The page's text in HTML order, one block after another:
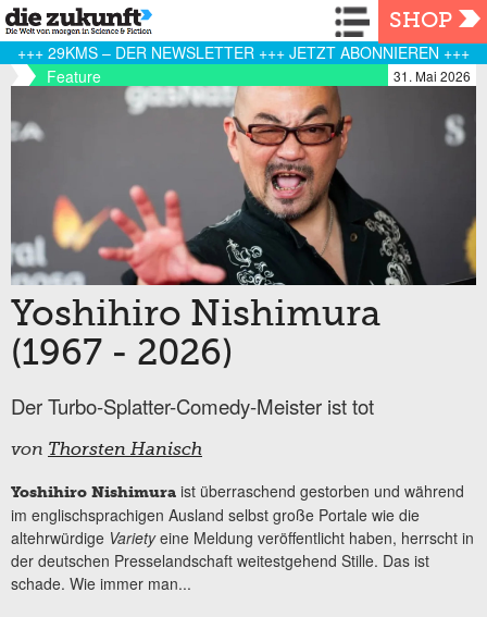
Navigation
SHOP
+++ 29KMS – DER NEWSLETTER +++ JETZT ABONNIEREN +++
Feature
31. Mai 2026
Yoshihiro Nishimura
(1967 - 2026)
Der Turbo-Splatter-Comedy-Meister ist tot
von Thorsten Hanisch
Yoshihiro Nishimura ist überraschend gestorben und während
im englischsprachigen Ausland selbst große Portale wie die
altehrwürdige Varietyeine Meldung veröffentlicht haben, herrscht in
der deutschen Presselandschaft weitestgehend Stille. Das ist
schade. Wie immer man...